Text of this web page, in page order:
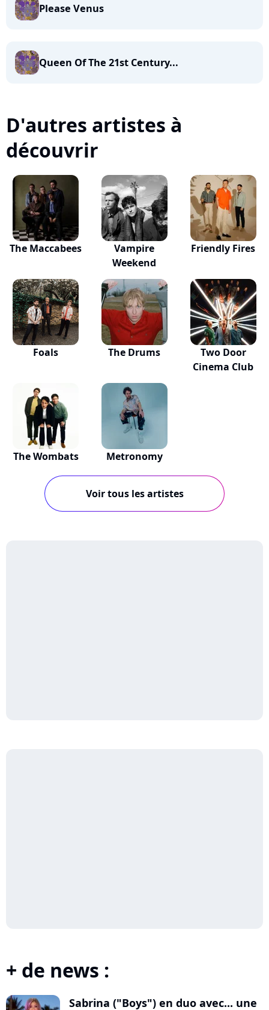
Please Venus
Queen Of The 21st Century...
D'autres artistes à
découvrir
The Maccabees
Vampire
Weekend
Friendly Fires
Foals The Drums
Two Door
Cinema Club
The Wombats Metronomy
Voir tous les artistes
+ de news :
Sabrina ("Boys") en duo avec... une